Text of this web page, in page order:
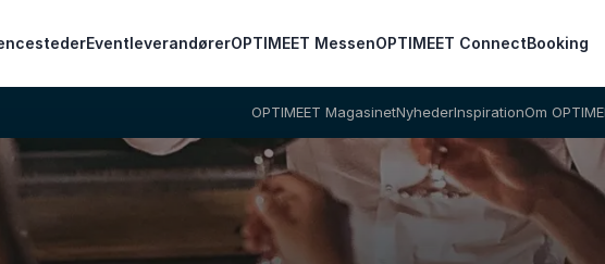
EventleverandørerOPTIMEET MessenOPTIMEET ConnectBooking
OPTIMEET MagasinetNyhederInspirationOm